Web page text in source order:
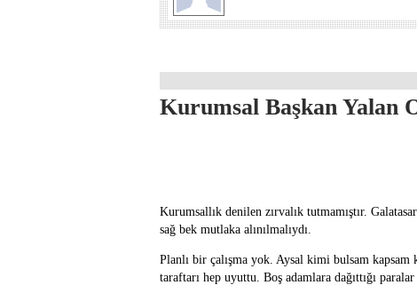
Kurumsal Başkan Yalan
Kurumsallık denilen zırvalık tutmamıştır.
sağ bek mutlaka alınılmalıydı.
Planlı bir çalışma yok. Aysal kimi bulsam
taraftarı hep uyuttu. Boş adamlara dağıttığı